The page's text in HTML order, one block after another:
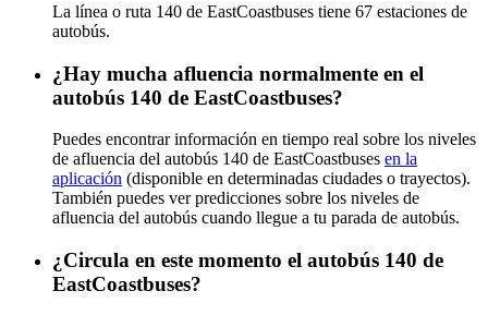
La línea o ruta 140 de EastCoastbuses tiene 67 estaciones de
autobús.
¿Hay mucha afluencia normalmente en el
autobús 140 de EastCoastbuses?
Puedes encontrar información en tiempo real sobre los niveles
de afluencia del autobús 140 de EastCoastbuses en la
aplicación (disponible en determinadas ciudades o trayectos).
También puedes ver predicciones sobre los niveles de
afluencia del autobús cuando llegue a tu parada de autobús.
¿Circula en este momento el autobús 140 de
EastCoastbuses?